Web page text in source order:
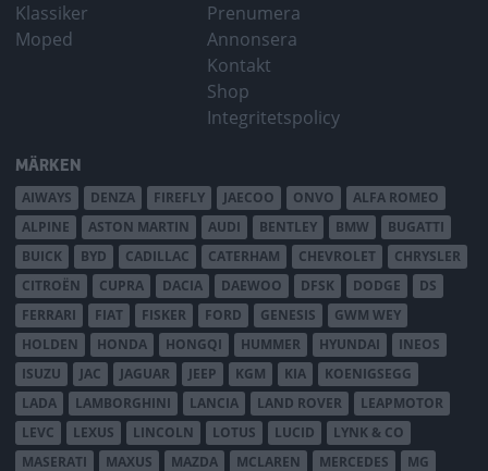
Klassiker
Moped
Prenumera
Annonsera
Kontakt
Shop
Integritetspolicy
MÄRKEN
AIWAYS DENZA FIREFLY JAECOO ONVO
ALFA ROMEO
ALPINE
ASTON MARTIN AUDI BENTLEY BMW
BUGATTI
BUICK
BYD CADILLAC CATERHAM CHEVROLET
CHRYSLER
CITROËN
CUPRA DACIA DAEWOO DFSK DODGE
DS
FERRARI
FIAT FISKER FORD GENESIS
GWM WEY
HOLDEN
HONDA HONGQI HUMMER HYUNDAI
INEOS
ISUZU
JAC JAGUAR JEEP KGM KIA
KOENIGSEGG
LADA
LAMBORGHINI LANCIA LAND ROVER
LEAPMOTOR
LEVC
LEXUS LINCOLN LOTUS LUCID
LYNK & CO
MASERATI
MAXUS MAZDA MCLAREN MERCEDES MG